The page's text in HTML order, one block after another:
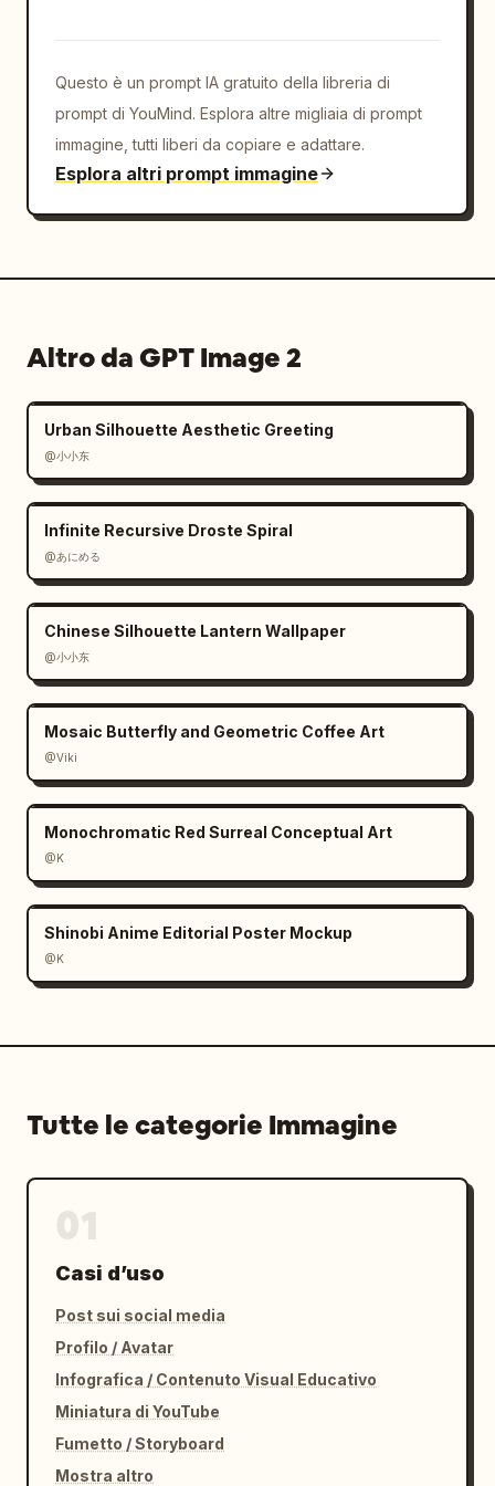
"palazzo a cupola"],
luminose volumetriche, calde luci in
miniatura e scintille fluttuanti"
      },
      "corner_badge": {
notturno che espande l'esperienza di lettura"
  }
Questo è un prompt IA gratuito della libreria di
prompt di YouMind. Esplora altre migliaia di prompt
immagine, tutti liberi da copiare e adattare.
Esplora altri prompt immagine
Altro da GPT Image 2
Urban Silhouette Aesthetic Greeting
@小小东
Infinite Recursive Droste Spiral
@あにめる
Chinese Silhouette Lantern Wallpaper
@小小东
Mosaic Butterfly and Geometric Coffee Art
@Viki
Monochromatic Red Surreal Conceptual Art
@K
Shinobi Anime Editorial Poster Mockup
@K
Tutte le categorie Immagine
Casi d’uso
Post sui social media
Profilo / Avatar
Infografica / Contenuto Visual Educativo
Miniatura di YouTube
Fumetto / Storyboard
Mostra altro